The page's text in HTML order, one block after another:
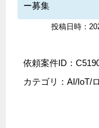
ー募集
投稿日時：
依頼案件ID：
カテゴリ： AI/IoT/